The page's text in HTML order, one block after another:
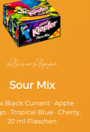
Kleiner Klopfer
Sour Mix
Black Currant · Apple ·
· Tropical Blue · Cherry,
20 ml Flaschen